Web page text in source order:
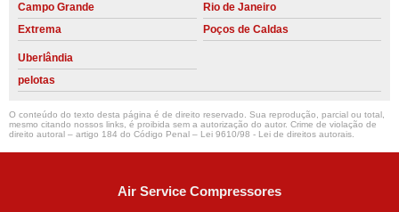
Campo Grande
Rio de Janeiro
Extrema
Poços de Caldas
Uberlândia
pelotas
O conteúdo do texto desta página é de direito reservado. Sua reprodução, parcial ou total,
mesmo citando nossos links, é proibida sem a autorização do autor. Crime de violação de
direito autoral – artigo 184 do Código Penal – Lei 9610/98 - Lei de direitos autorais.
Air Service Compressores